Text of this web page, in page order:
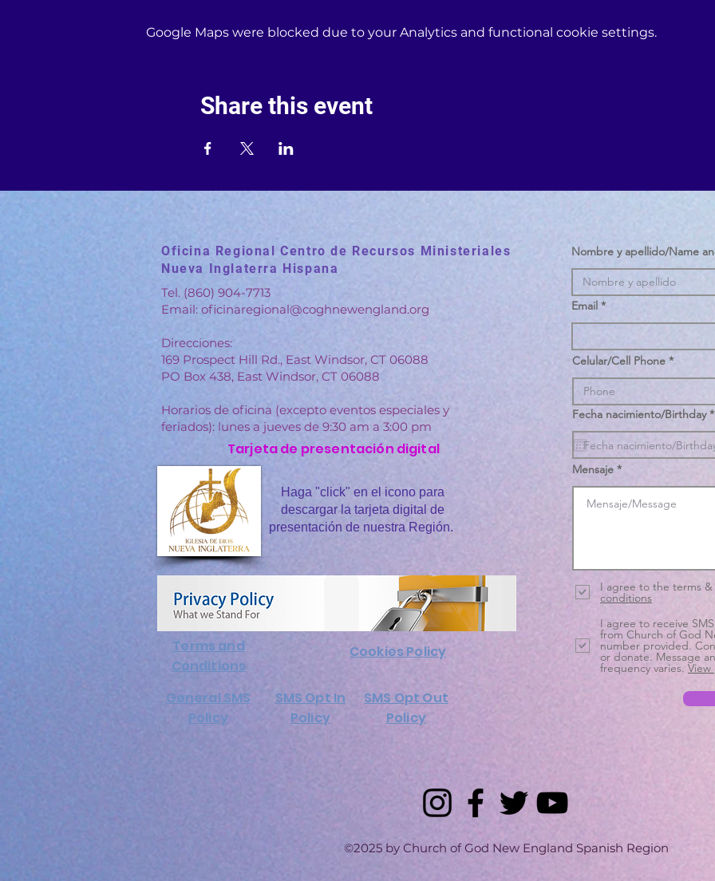
Google Maps were blocked due to your Analytics and functional cookie settings.
Share this event
Oficina Regional Centro de Recursos Ministeriales
Nueva Inglaterra Hispana
Tel. (860) 904-7713
Email: oficinaregional@coghnewengland.org
Direcciones:
169 Prospect Hill Rd., East Windsor, CT 06088
PO Box 438, East Windsor, CT 06088
Horarios de oficina (excepto eventos especiales y
feriados): lunes a jueves de 9:30 am a 3:00 pm
Tarjeta de presentación digital
Haga "click" en el icono para
descargar la tarjeta digital de
presentación de nuestra Región.
Terms and
Conditions
Cookies Policy
General SMS
Policy
SMS Opt In
Policy
SMS Opt Out
Policy
Nombre y apellido/Name
Email
Celular/Cell Phone
Fecha nacimiento/Birthday *r
i
Mensaje
I agree to the terms
conditions
I agree to receive
from Church of God
number provided.
or donate. Message
frequency varies. View
©2025 by Church of God New England Spanish Region